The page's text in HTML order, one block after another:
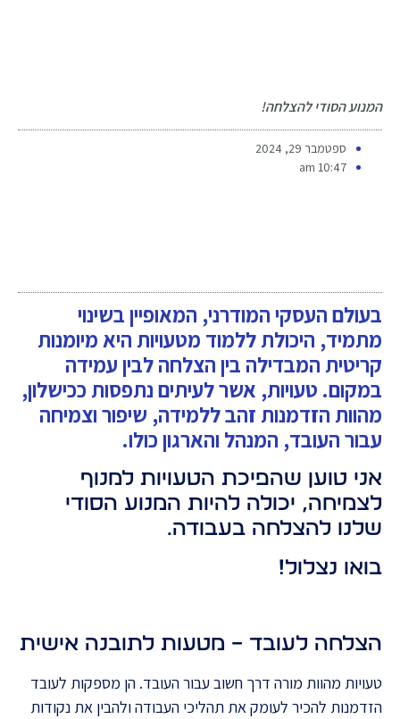
המנוע הסודי להצלחה!
ספטמבר 29, 2024
10:47 am
בעולם העסקי המודרני, המאופיין בשינוי
מתמיד, היכולת ללמוד מטעויות היא מיומנות
קריטית המבדילה בין הצלחה לבין עמידה
במקום. טעויות, אשר לעיתים נתפסות ככישלון,
מהוות הזדמנות זהב ללמידה, שיפור וצמיחה
עבור העובד, המנהל והארגון כולו.
אני טוען שהפיכת הטעויות למנוף
לצמיחה, יכולה להיות המנוע הסודי
שלנו להצלחה בעבודה.
בואו נצלול!
הצלחה לעובד – מטעות לתובנה אישית
טעויות מהוות מורה דרך חשוב עבור העובד. הן מספקות לעובד
הזדמנות להכיר לעומק את תהליכי העבודה ולהבין את נקודות